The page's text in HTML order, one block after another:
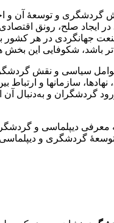
و توسعۀ آن و
صلح، رونق اقتصادی
جهانگردی در هر کشور
شکوفایی این بخش
سیاسی و نقش
سازمان­ها و ارتباط
گردشگران و به‌دنبال
معرفی دیپلماسی و
گردشگری و